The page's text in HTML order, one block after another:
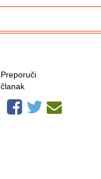
Preporuči
članak